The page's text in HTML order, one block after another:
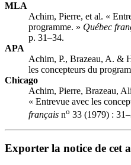
MLA
Achim, Pierre, et al. «
programme. » Québec
p. 31–34.
APA
Achim, P., Brazeau, A. &
les concepteurs du
Chicago
Achim, Pierre, Brazeau,
« Entrevue avec les
français no 33 (1979) :
Exporter la notice de cet